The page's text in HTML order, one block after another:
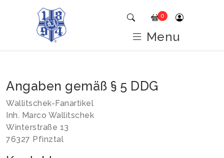
Impressum
Angaben gemäß § 5 DDG
Wallitschek-Fanartikel
Inh. Marco Wallitschek
Winterstraße 13
76327 Pfinztal
0
Menu